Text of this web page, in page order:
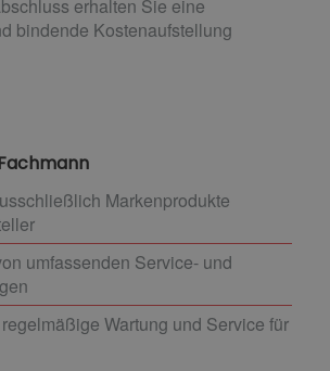
erhalten Sie eine
bindende Kostenaufstellung
Markenprodukte
umfassenden Service- und
Wartung und Service für